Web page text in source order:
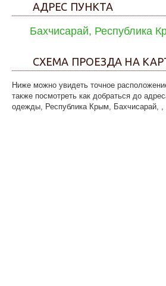
АДРЕС ПУНКТА
Бахчисарай, Республика
СХЕМА ПРОЕЗДА НА
Ниже можно увидеть точное
также посмотреть как добраться до
одежды, Республика Крым, Бахчисарай, ,